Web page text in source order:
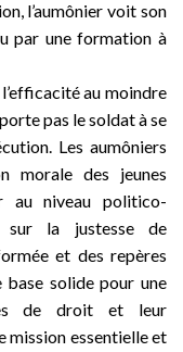
l’aumônier voit son
par une formation à
au moindre
pas le soldat à se
Les aumôniers
morale des jeunes
au niveau politico-
sur la justesse de
et des repères
base solide pour une
de droit et leur
mission essentielle et